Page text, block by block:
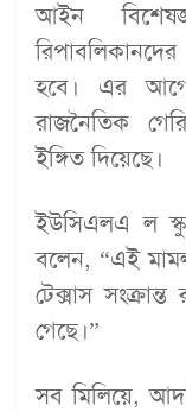
আইন
হবে। এর আগে
রাজনৈতিক
ইঙ্গিত দিয়েছে।
ইউসিএলএ ল
বলেন, “এই
টেক্সাস
গেছে।”
সব মিলিয়ে,